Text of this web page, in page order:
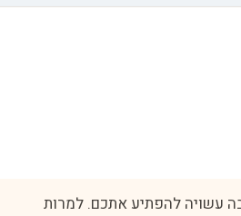
עשויה להפתיע אתכם. למרות